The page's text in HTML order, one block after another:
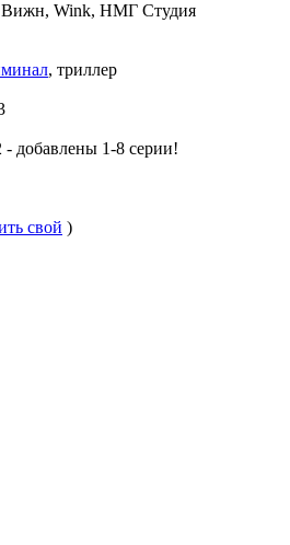
Вижн, Wink, НМГ Студия
, триллер
- добавлены 1-8 серии!
свой )